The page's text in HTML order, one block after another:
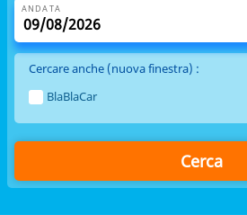
ANDATA
Cercare anche (nuova finestra) :
BlaBlaCar
Cerca